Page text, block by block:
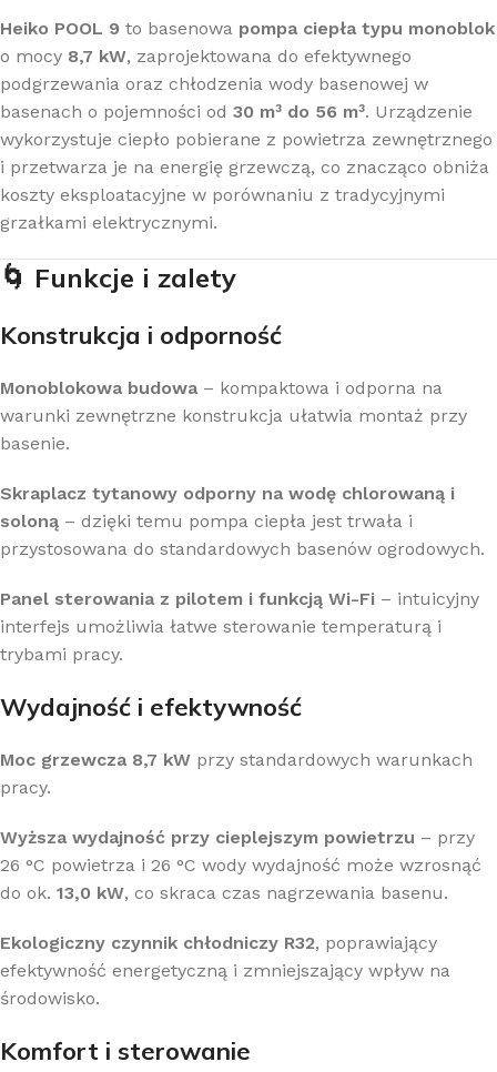
Heiko POOL 9 to basenowa pompa ciepła typu monoblok
o mocy 8,7 kW, zaprojektowana do efektywnego
podgrzewania oraz chłodzenia wody basenowej w
basenach o pojemności od 30 m³ do 56 m³. Urządzenie
wykorzystuje ciepło pobierane z powietrza zewnętrznego
i przetwarza je na energię grzewczą, co znacząco obniża
koszty eksploatacyjne w porównaniu z tradycyjnymi
grzałkami elektrycznymi.
🌀 Funkcje i zalety
Konstrukcja i odporność
Monoblokowa budowa – kompaktowa i odporna na
warunki zewnętrzne konstrukcja ułatwia montaż przy
basenie.
Skraplacz tytanowy odporny na wodę chlorowaną i
soloną – dzięki temu pompa ciepła jest trwała i
przystosowana do standardowych basenów ogrodowych.
Panel sterowania z pilotem i funkcją Wi-Fi – intuicyjny
interfejs umożliwia łatwe sterowanie temperaturą i
trybami pracy.
Wydajność i efektywność
Moc grzewcza 8,7 kW przy standardowych warunkach
pracy.
Wyższa wydajność przy cieplejszym powietrzu – przy
26 °C powietrza i 26 °C wody wydajność może wzrosnąć
do ok. 13,0 kW, co skraca czas nagrzewania basenu.
Ekologiczny czynnik chłodniczy R32, poprawiający
efektywność energetyczną i zmniejszający wpływ na
środowisko.
Komfort i sterowanie